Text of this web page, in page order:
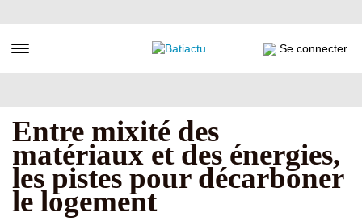
au
principal
Toggle navigation Se connecter
Entre mixité des
matériaux et des énergies,
les pistes pour décarboner
le logement